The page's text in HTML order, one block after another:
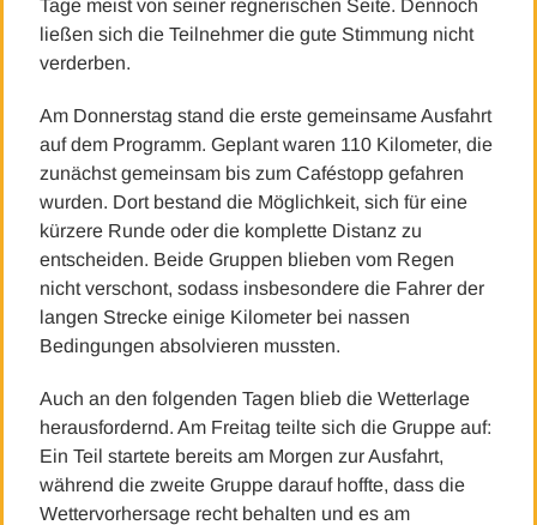
Tage meist von seiner regnerischen Seite. Dennoch
ließen sich die Teilnehmer die gute Stimmung nicht
verderben.
Am Donnerstag stand die erste gemeinsame Ausfahrt
auf dem Programm. Geplant waren 110 Kilometer, die
zunächst gemeinsam bis zum Caféstopp gefahren
wurden. Dort bestand die Möglichkeit, sich für eine
kürzere Runde oder die komplette Distanz zu
entscheiden. Beide Gruppen blieben vom Regen
nicht verschont, sodass insbesondere die Fahrer der
langen Strecke einige Kilometer bei nassen
Bedingungen absolvieren mussten.
Auch an den folgenden Tagen blieb die Wetterlage
herausfordernd. Am Freitag teilte sich die Gruppe auf:
Ein Teil startete bereits am Morgen zur Ausfahrt,
während die zweite Gruppe darauf hoffte, dass die
Wettervorhersage recht behalten und es am